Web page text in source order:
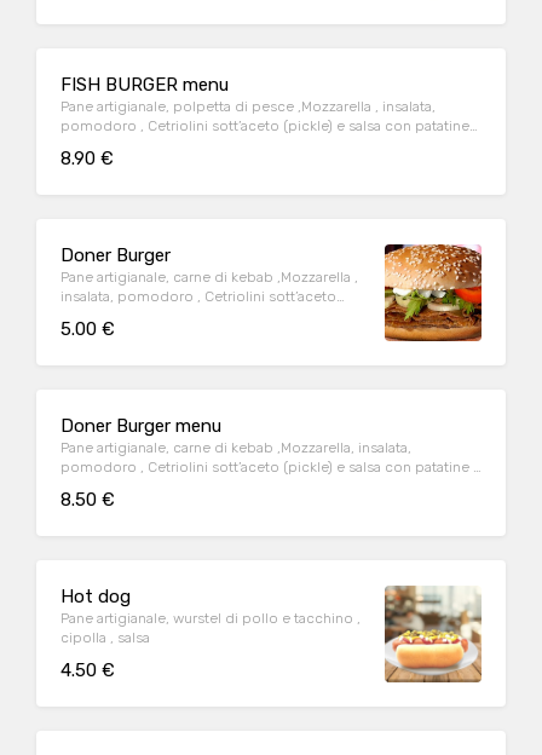
FISH BURGER menu
Pane artigianale, polpetta di pesce ,Mozzarella , insalata,
pomodoro , Cetriolini sott’aceto (pickle) e salsa con patatine
8.90 €
Doner Burger
Pane artigianale, carne di kebab ,Mozzarella ,
insalata, pomodoro , Cetriolini sott’aceto
5.00 €
Doner Burger menu
Pane artigianale, carne di kebab ,Mozzarella, insalata,
pomodoro , Cetriolini sott’aceto (pickle) e salsa con patatine e
8.50 €
Hot dog
Pane artigianale, wurstel di pollo e tacchino ,
cipolla , salsa
4.50 €